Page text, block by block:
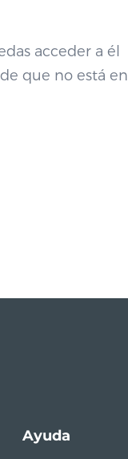
acceder a él
que no está en
Ayuda